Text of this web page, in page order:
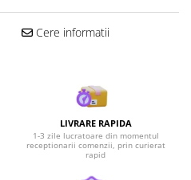
Cere informatii
LIVRARE RAPIDA
1-3 zile lucratoare din momentul
receptionarii comenzii, prin curierat
rapid